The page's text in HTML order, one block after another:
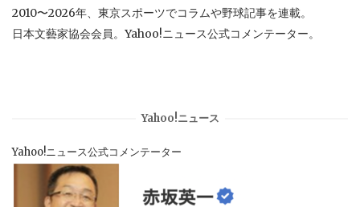
2010〜2026年、東京スポーツでコラムや野球記事を連載。
日本文藝家協会会員。Yahoo!ニュース公式コメンテーター。
Yahoo!ニュース
Yahoo!ニュース公式コメンテーター